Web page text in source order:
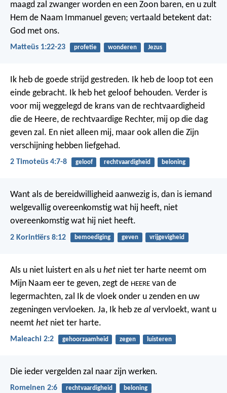
maagd zal zwanger worden en een Zoon baren, en u zult
Hem de Naam Immanuel geven; vertaald betekent dat:
God met ons.
Matteüs 1:22-23 profetie wonderen Jezus
Ik heb de goede strijd gestreden. Ik heb de loop tot een
einde gebracht. Ik heb het geloof behouden. Verder is
voor mij weggelegd de krans van de rechtvaardigheid
die de Heere, de rechtvaardige Rechter, mij op die dag
geven zal. En niet alleen mij, maar ook allen die Zijn
verschijning hebben liefgehad.
2 Timoteüs 4:7-8 geloof rechtvaardigheid beloning
Want als de bereidwilligheid aanwezig is, dan is iemand
welgevallig overeenkomstig wat hij heeft, niet
overeenkomstig wat hij niet heeft.
2 Korintiërs 8:12 bemoediging geven vrijgevigheid
Als u niet luistert en als u het niet ter harte neemt om
Mijn Naam eer te geven, zegt de HEERE van de
legermachten, zal Ik de vloek onder u zenden en uw
zegeningen vervloeken. Ja, Ik heb ze al vervloekt, want u
neemt het niet ter harte.
Maleachi 2:2 gehoorzaamheid zegen luisteren
Die ieder vergelden zal naar zijn werken.
Romeinen 2:6 rechtvaardigheid beloning